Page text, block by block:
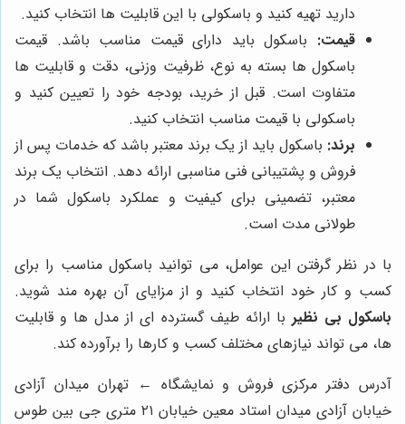
دارید تهیه کنید و باسکولی با این قابلیت ها انتخاب کنید.
قیمت: باسکول باید دارای قیمت مناسب باشد. قیمت
باسکول ها بسته به نوع، ظرفیت وزنی، دقت و قابلیت ها
متفاوت است. قبل از خرید، بودجه خود را تعیین کنید و
باسکولی با قیمت مناسب انتخاب کنید.
برند: باسکول باید از یک برند معتبر باشد که خدمات پس از
فروش و پشتیبانی فنی مناسبی ارائه دهد. انتخاب یک برند
معتبر، تضمینی برای کیفیت و عملکرد باسکول شما در
طولانی مدت است.
با در نظر گرفتن این عوامل، می توانید باسکول مناسب را برای
کسب و کار خود انتخاب کنید و از مزایای آن بهره مند شوید.
باسکول بی نظیر با ارائه طیف گسترده ای از مدل ها و قابلیت
ها، می تواند نیازهای مختلف کسب و کارها را برآورده کند.
آدرس دفتر مرکزی فروش و نمایشگاه ← تهران میدان آزادی
خیابان آزادی میدان استاد معین خیابان ۲۱ متری جی بین طوس